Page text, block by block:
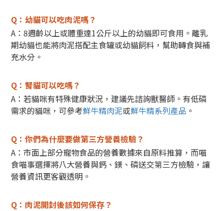
Q：幼貓可以吃肉泥嗎？
A：8週齡以上或體重達1公斤以上的幼貓即可食用。 離乳
期幼貓也能將肉泥搭配主食罐或幼貓飼料，幫助轉食與補
充水分。
Q：腎貓可以吃嗎？
A：若貓咪有特殊健康狀況，建議先諮詢獸醫師。 有低磷
需求的貓咪，可參考鮮牛精肉泥或鮮牛精系列產品 。
Q：你們為什麼要做第三方營養檢驗？
A：市面上部分寵物食品的營養數據來自原料推算，而喵
食喵事選擇將八大營養與鈣、鎂、磷送交第三方檢驗，讓
營養資訊更客觀透明。
Q：肉泥開封後該如何保存？